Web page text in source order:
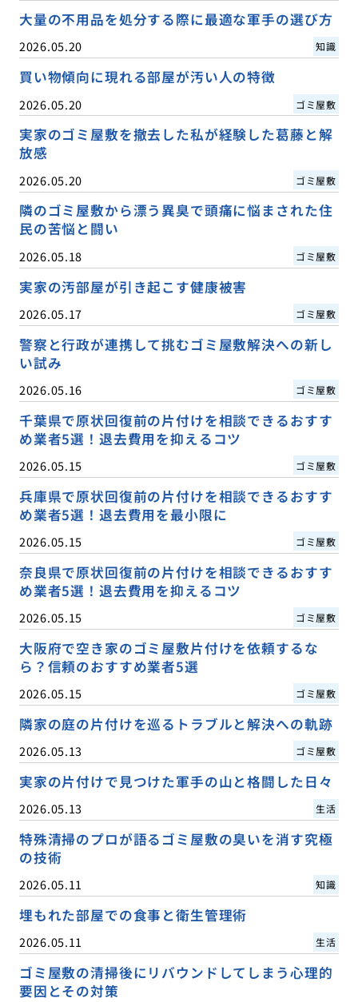
大量の不用品を処分する際に最適な軍手の選び方
2026.05.20 知識
買い物傾向に現れる部屋が汚い人の特徴
2026.05.20 ゴミ屋敷
実家のゴミ屋敷を撤去した私が経験した葛藤と解
放感
2026.05.20 ゴミ屋敷
隣のゴミ屋敷から漂う異臭で頭痛に悩まされた住
民の苦悩と闘い
2026.05.18 ゴミ屋敷
実家の汚部屋が引き起こす健康被害
2026.05.17 ゴミ屋敷
警察と行政が連携して挑むゴミ屋敷解決への新し
い試み
2026.05.16 ゴミ屋敷
千葉県で原状回復前の片付けを相談できるおすす
め業者5選！退去費用を抑えるコツ
2026.05.15 ゴミ屋敷
兵庫県で原状回復前の片付けを相談できるおすす
め業者5選！退去費用を最小限に
2026.05.15 ゴミ屋敷
奈良県で原状回復前の片付けを相談できるおすす
め業者5選！退去費用を抑えるコツ
2026.05.15 ゴミ屋敷
大阪府で空き家のゴミ屋敷片付けを依頼するな
ら？信頼のおすすめ業者5選
2026.05.15 ゴミ屋敷
隣家の庭の片付けを巡るトラブルと解決への軌跡
2026.05.13 ゴミ屋敷
実家の片付けで見つけた軍手の山と格闘した日々
2026.05.13 生活
特殊清掃のプロが語るゴミ屋敷の臭いを消す究極
の技術
2026.05.11 知識
埋もれた部屋での食事と衛生管理術
2026.05.11 生活
ゴミ屋敷の清掃後にリバウンドしてしまう心理的
要因とその対策